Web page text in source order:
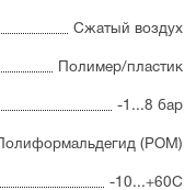
Сжатый воздух
Полимер/пластик
-1...8 бар
Полиформальдегид (POM)
-10...+60С